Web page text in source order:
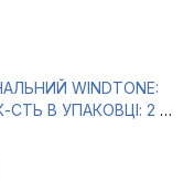
WINDTONE:
СТЬ В УПАКОВЦІ: 2 Ш